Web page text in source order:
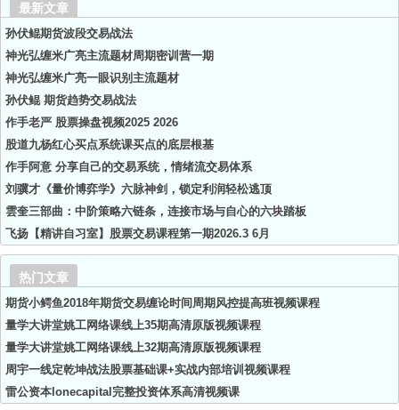
最新文章
孙伏鲲期货波段交易战法
神光弘缠米广亮主流题材周期密训营一期
神光弘缠米广亮一眼识别主流题材
孙伏鲲 期货趋势交易战法
作手老严 股票操盘视频2025 2026
股道九杨红心买点系统课买点的底层根基
作手阿意 分享自己的交易系统，情绪流交易体系
刘骥才《量价博弈学》六脉神剑，锁定利润轻松逃顶
雲奎三部曲：中阶策略六链条，连接市场与自心的六块踏板
飞扬【精讲自习室】股票交易课程第一期2026.3 6月
热门文章
期货小鳄鱼2018年期货交易缠论时间周期风控提高班视频课程
量学大讲堂姚工网络课线上35期高清原版视频课程
量学大讲堂姚工网络课线上32期高清原版视频课程
周宇一线定乾坤战法股票基础课+实战内部培训视频课程
雷公资本lonecapital完整投资体系高清视频课